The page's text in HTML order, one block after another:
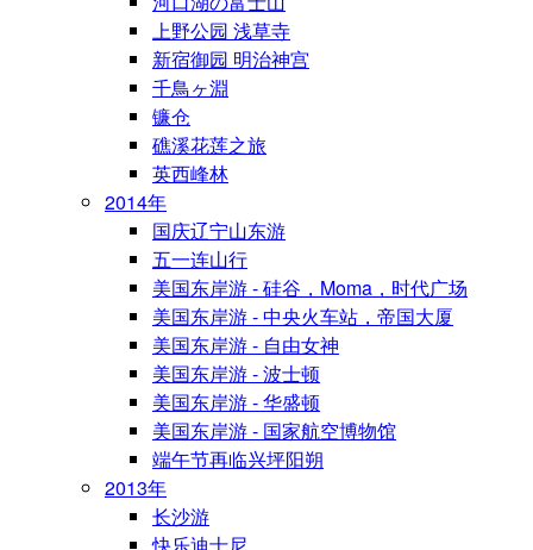
上野公园 浅草寺
新宿御园 明治神宫
千鳥ヶ淵
镰仓
礁溪花莲之旅
英西峰林
2014年
国庆辽宁山东游
五一连山行
美国东岸游 - 硅谷，Moma，时代广场
美国东岸游 - 中央火车站，帝国大厦
美国东岸游 - 自由女神
美国东岸游 - 波士顿
美国东岸游 - 华盛顿
美国东岸游 - 国家航空博物馆
端午节再临兴坪阳朔
2013年
长沙游